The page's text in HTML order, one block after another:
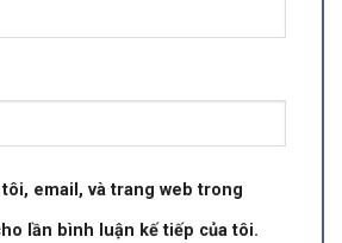
email, và trang web trong
lần bình luận kế tiếp của tôi.